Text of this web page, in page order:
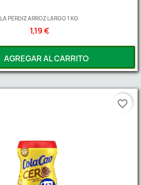
LA PERDIZ ARROZ LARGO 1 KG
1,19 €
AGREGAR AL CARRITO
favorite_border